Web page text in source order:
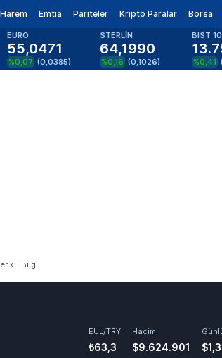
Harem Emtia Pariteler Kripto Paralar Borsa
EURO
55,0471
%0,07 (0,0385)
STERLİN
64,1990
%0,16 (0,1026)
BIST
%0,41
» Bilgi
EUL/TRY
₺63,3
Hacim
$9.624.901